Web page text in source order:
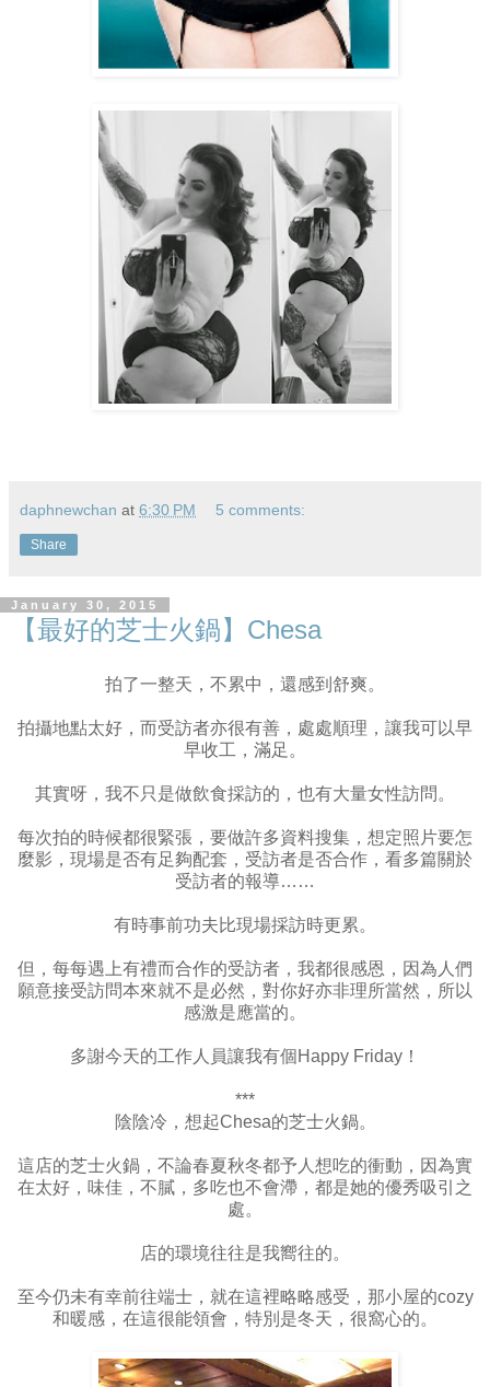
daphnewchan at 6:30 PM 5 comments:
Share
January 30, 2015
【最好的芝士火鍋】Chesa
拍了一整天，不累中，還感到舒爽。
拍攝地點太好，而受訪者亦很有善，處處順理，讓我可以早
早收工，滿足。
其實呀，我不只是做飲食採訪的，也有大量女性訪問。
每次拍的時候都很緊張，要做許多資料搜集，想定照片要怎
麼影，現場是否有足夠配套，受訪者是否合作，看多篇關於
受訪者的報導……
有時事前功夫比現場採訪時更累。
但，每每遇上有禮而合作的受訪者，我都很感恩，因為人們
願意接受訪問本來就不是必然，對你好亦非理所當然，所以
感激是應當的。
多謝今天的工作人員讓我有個Happy Friday！
***
陰陰冷，想起Chesa的芝士火鍋。
這店的芝士火鍋，不論春夏秋冬都予人想吃的衝動，因為實
在太好，味佳，不膩，多吃也不會滯，都是她的優秀吸引之
處。
店的環境往往是我嚮往的。
至今仍未有幸前往端士，就在這裡略略感受，那小屋的cozy
和暖感，在這很能領會，特別是冬天，很窩心的。